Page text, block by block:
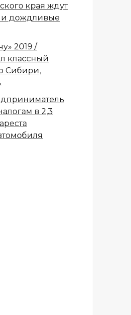
края ждут
и дождливые
2019 /
классный
Сибири,
в 2,3